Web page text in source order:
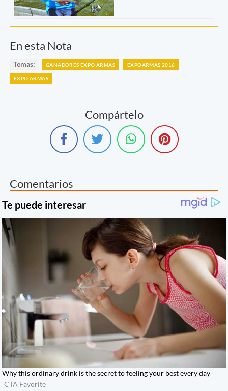
En esta Nota
Temas: GANADORES EXPO ARMAS EXPOARMAS 2016
EXPO ARMAS
Compártelo
Comentarios